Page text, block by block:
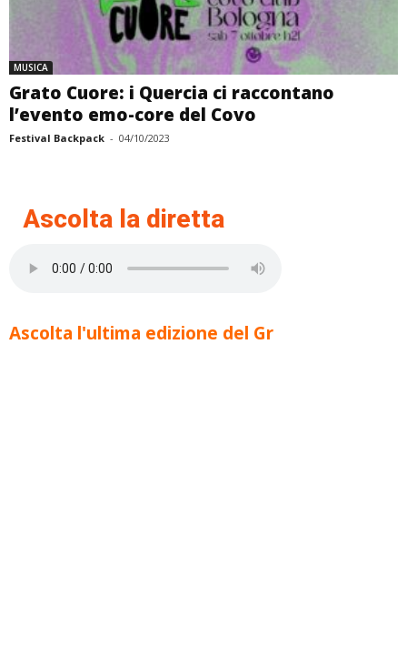
MUSICA
Grato Cuore: i Quercia ci raccontano
l’evento emo-core del Covo
Festival Backpack - 04/10/2023
Ascolta la diretta
Ascolta l'ultima edizione del Gr